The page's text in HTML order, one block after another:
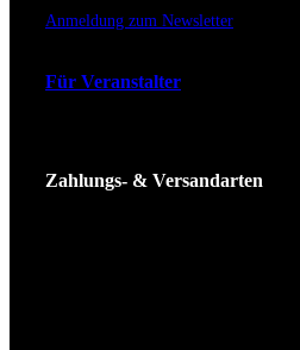
Anmeldung zum Newsletter
Für Veranstalter
Zahlungs- & Versandarten